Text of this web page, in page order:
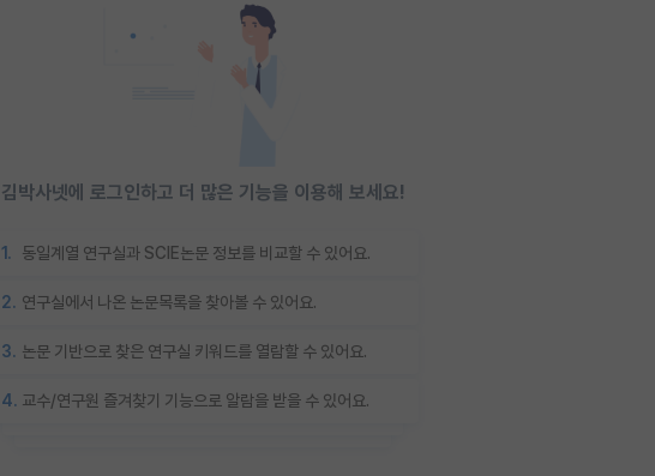
김박사넷에 로그인하고 더 많은 기능을 이용해 보세요!
1. 동일계열 연구실과 SCIE논문 정보를 비교할 수 있어요.
2. 연구실에서 나온 논문목록을 찾아볼 수 있어요.
3. 논문 기반으로 찾은 연구실 키워드를 열람할 수 있어요.
4. 교수/연구원 즐겨찾기 기능으로 알람을 받을 수 있어요.